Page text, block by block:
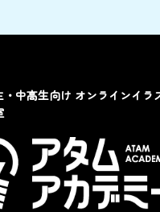
・中高生向け オンラインイラ